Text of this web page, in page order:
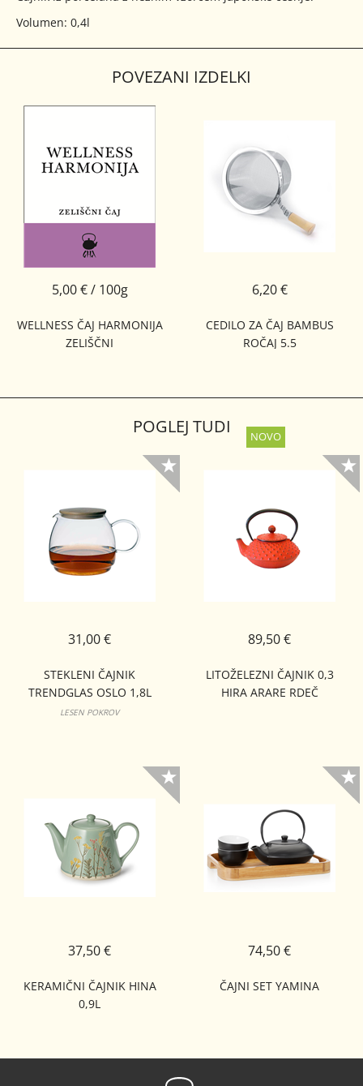
Volumen: 0,4l
POVEZANI IZDELKI
WELLNESS ČAJ HARMONIJA
ZELIŠČNI
5,00 € / 100g
CEDILO ZA ČAJ BAMBUS
ROČAJ 5.5
6,20 €
POGLEJ TUDI
STEKLENI ČAJNIK
TRENDGLAS OSLO 1,8L
LESEN POKROV
31,00 €
LITOŽELEZNI ČAJNIK 0,3
HIRA ARARE RDEČ
89,50 €
KERAMIČNI ČAJNIK HINA
0,9L
37,50 €
ČAJNI SET YAMINA
74,50 €